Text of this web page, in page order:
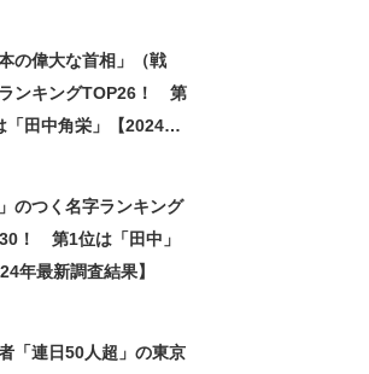
本の偉大な首相」（戦
ンキングTOP26！ 第
「田中角栄」【2024年
」のつく名字ランキング
！ 第1位は「田中」
年最新調査結果】
「連日50人超」の東京